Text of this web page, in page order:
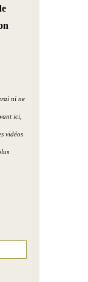
ni ne
ici,
vidéos